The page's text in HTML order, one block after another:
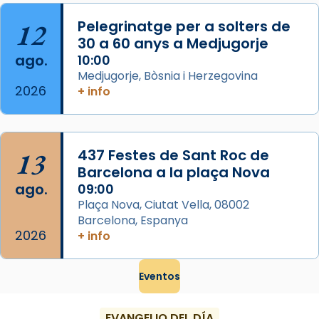
Foto
View on Facebook ·
12
ago.
2026
Pelegrinatge per a solters de
30 a 60 anys a Medjugorje
10:00
Medjugorje, Bòsnia i Herzegovina
+ info
13
ago.
2026
437 Festes de Sant Roc de
Barcelona a la plaça Nova
09:00
Plaça Nova, Ciutat Vella, 08002
Barcelona, Espanya
+ info
Eventos